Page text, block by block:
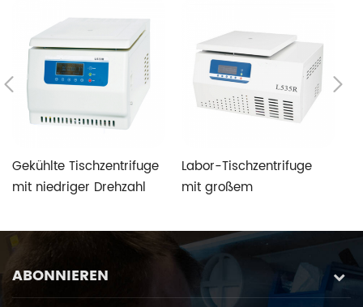
Gekühlte Tischzentrifuge
mit niedriger Drehzahl
Genetischen Biologie, der
klinischen Medizin und
der Zytologie
Labor-Tischzentrifuge
mit großem
ABONNIEREN